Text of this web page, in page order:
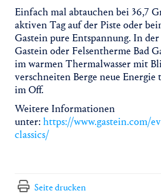
Einfach mal abtauchen bei 36,7
aktiven Tag auf der Piste oder
Gastein pure Entspannung. In
Gastein oder Felsentherme Bad
im warmen Thermalwasser mit
verschneiten Berge neue
im Off.
Weitere Informationen
unter: https://www.gastein.com/
classics/
Seite drucken